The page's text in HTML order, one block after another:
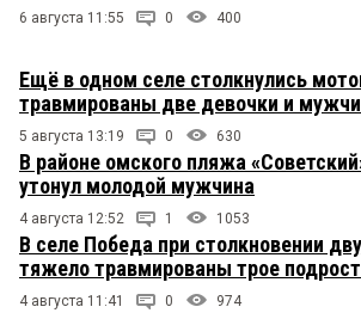
6 августа 11:55 0 400
Ещё в одном селе столкнулись
травмированы две девочки и
5 августа 13:19 0 630
В районе омского пляжа
утонул молодой мужчина
4 августа 12:52 1 1053
В селе Победа при столкновении
тяжело травмированы трое
4 августа 11:41 0 974